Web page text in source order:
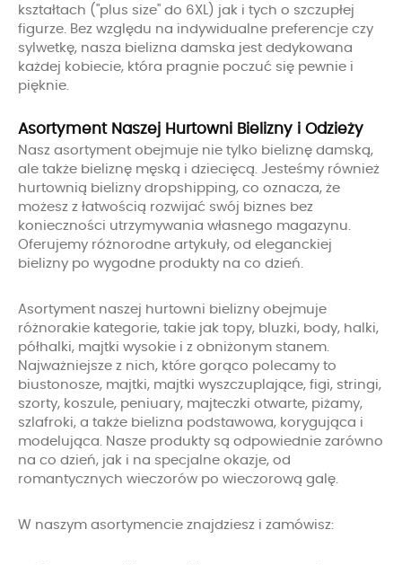
kształtach ("plus size" do 6XL) jak i tych o szczupłej
figurze. Bez względu na indywidualne preferencje czy
sylwetkę, nasza bielizna damska jest dedykowana
każdej kobiecie, która pragnie poczuć się pewnie i
pięknie.
Asortyment Naszej Hurtowni Bielizny i Odzieży
Nasz asortyment obejmuje nie tylko bieliznę damską,
ale także bieliznę męską i dziecięcą. Jesteśmy również
hurtownią bielizny dropshipping, co oznacza, że
możesz z łatwością rozwijać swój biznes bez
konieczności utrzymywania własnego magazynu.
Oferujemy różnorodne artykuły, od eleganckiej
bielizny po wygodne produkty na co dzień.
Asortyment naszej hurtowni bielizny obejmuje
różnorakie kategorie, takie jak topy, bluzki, body, halki,
półhalki, majtki wysokie i z obniżonym stanem.
Najważniejsze z nich, które gorąco polecamy to
biustonosze, majtki, majtki wyszczuplające, figi, stringi,
szorty, koszule, peniuary, majteczki otwarte, piżamy,
szlafroki, a także bielizna podstawowa, korygująca i
modelująca. Nasze produkty są odpowiednie zarówno
na co dzień, jak i na specjalne okazje, od
romantycznych wieczorów po wieczorową galę.
W naszym asortymencie znajdziesz i zamówisz: